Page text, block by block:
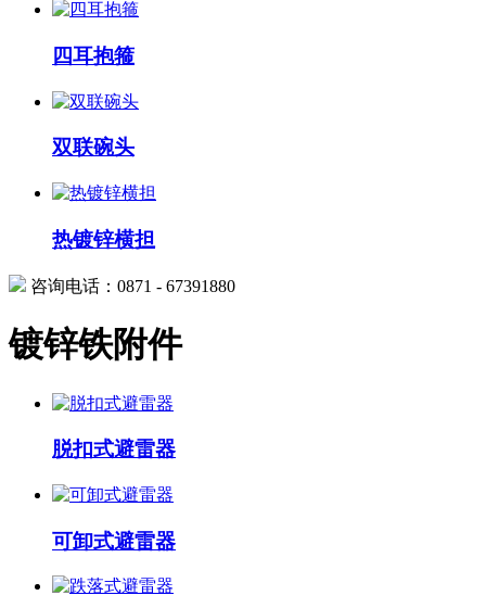
四耳抱箍
双联碗头
热镀锌横担
咨询电话：0871 - 67391880
镀锌铁附件
脱扣式避雷器
可卸式避雷器